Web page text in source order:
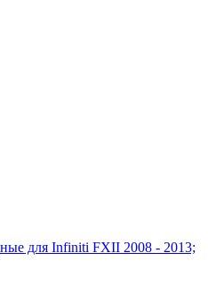
для Infiniti FXII 2008 - 2013;